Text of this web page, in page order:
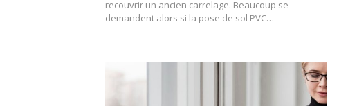
recouvrir un ancien carrelage. Beaucoup se
demandent alors si la pose de sol PVC…